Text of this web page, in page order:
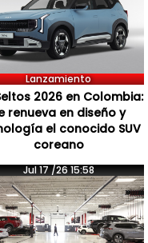
Lanzamiento
2026 en Colombia:
renueva en diseño y
el conocido SUV
coreano
Jul 17 /26 15:58